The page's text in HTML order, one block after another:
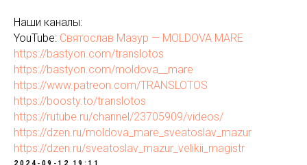
Наши каналы:
YouTube: Святослав Мазур — MOLDOVA MARE
https://bastyon.com/translotos
https://bastyon.com/moldova__mare
https://www.patreon.com/TRANSLOTOS
https://boosty.to/translotos
https://rutube.ru/channel/23705909/videos/
https://dzen.ru/moldova_mare_sveatoslav_mazur
https://dzen.ru/sveatoslav_mazur_velikii_magistr